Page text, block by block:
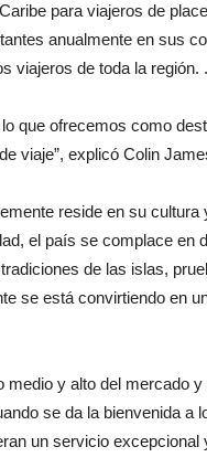
para viajeros de
anualmente en sus
viajeros de toda la región. .
que ofrecemos como
viaje”, explicó Colin
reside en su
el país se complace en
de las islas,
se está convirtiendo en
medio y alto del mercado
se da la bienvenida a
un servicio excepcional